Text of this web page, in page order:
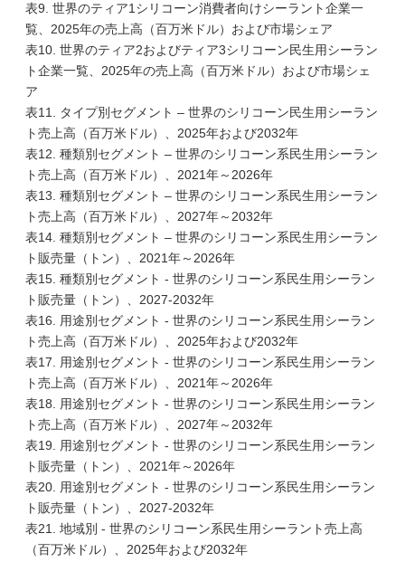
表9. 世界のティア1シリコーン消費者向けシーラント企業一
覧、2025年の売上高（百万米ドル）および市場シェア
表10. 世界のティア2およびティア3シリコーン民生用シーラン
ト企業一覧、2025年の売上高（百万米ドル）および市場シェ
ア
表11. タイプ別セグメント – 世界のシリコーン民生用シーラン
ト売上高（百万米ドル）、2025年および2032年
表12. 種類別セグメント – 世界のシリコーン系民生用シーラン
ト売上高（百万米ドル）、2021年～2026年
表13. 種類別セグメント – 世界のシリコーン系民生用シーラン
ト売上高（百万米ドル）、2027年～2032年
表14. 種類別セグメント – 世界のシリコーン系民生用シーラン
ト販売量（トン）、2021年～2026年
表15. 種類別セグメント - 世界のシリコーン系民生用シーラン
ト販売量（トン）、2027-2032年
表16. 用途別セグメント - 世界のシリコーン系民生用シーラン
ト売上高（百万米ドル）、2025年および2032年
表17. 用途別セグメント - 世界のシリコーン系民生用シーラン
ト売上高（百万米ドル）、2021年～2026年
表18. 用途別セグメント - 世界のシリコーン系民生用シーラン
ト売上高（百万米ドル）、2027年～2032年
表19. 用途別セグメント - 世界のシリコーン系民生用シーラン
ト販売量（トン）、2021年～2026年
表20. 用途別セグメント - 世界のシリコーン系民生用シーラン
ト販売量（トン）、2027-2032年
表21. 地域別 - 世界のシリコーン系民生用シーラント売上高
（百万米ドル）、2025年および2032年